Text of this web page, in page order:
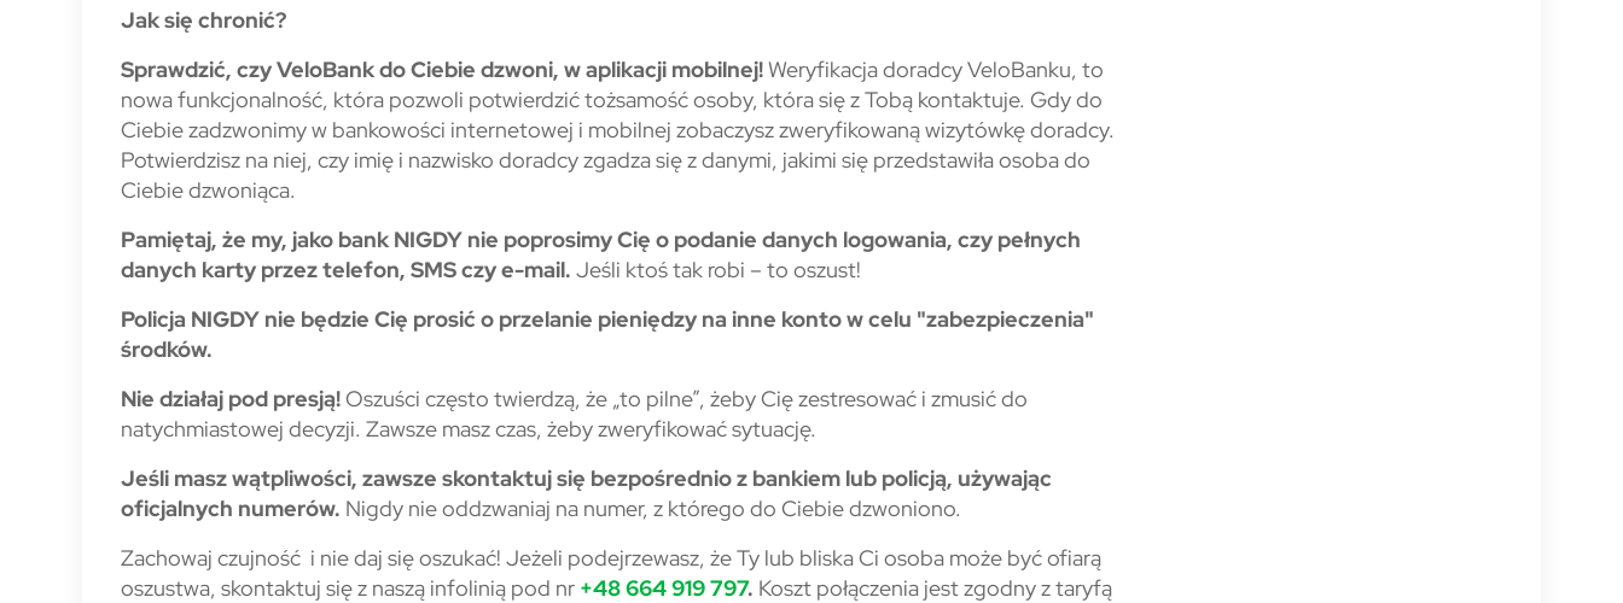
Jak się chronić?
Sprawdzić, czy VeloBank do Ciebie dzwoni, w aplikacji mobilnej!Weryfikacja doradcy VeloBanku, to
nowa funkcjonalność, która pozwoli potwierdzić tożsamość osoby, która się z Tobą kontaktuje. Gdy do
Ciebie zadzwonimy w bankowości internetowej i mobilnej zobaczysz zweryfikowaną wizytówkę doradcy.
Potwierdzisz na niej, czy imię i nazwisko doradcy zgadza się z danymi, jakimi się przedstawiła osoba do
Ciebie dzwoniąca.
Pamiętaj, że my, jako bank NIGDY nie poprosimy Cię o podanie danych logowania, czy pełnych
danych karty przez telefon, SMS czy e-mail. Jeśli ktoś tak robi – to oszust!
Policja NIGDY nie będzie Cię prosić o przelanie pieniędzy na inne konto w celu "zabezpieczenia"
środków.
Nie działaj pod presją!Oszuści często twierdzą, że „to pilne”, żeby Cię zestresować i zmusić do
natychmiastowej decyzji. Zawsze masz czas, żeby zweryfikować sytuację.
Jeśli masz wątpliwości, zawsze skontaktuj się bezpośrednio z bankiem lub policją, używając
oficjalnych numerów. Nigdy nie oddzwaniaj na numer, z którego do Ciebie dzwoniono.
Zachowaj czujność i nie daj się oszukać! Jeżeli podejrzewasz, że Ty lub bliska Ci osoba może być ofiarą
oszustwa, skontaktuj się z naszą infolinią pod nr +48 664 919 797. Koszt połączenia jest zgodny z taryfą